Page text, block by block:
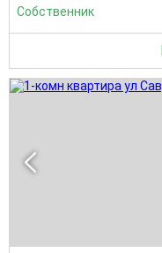
Собственник